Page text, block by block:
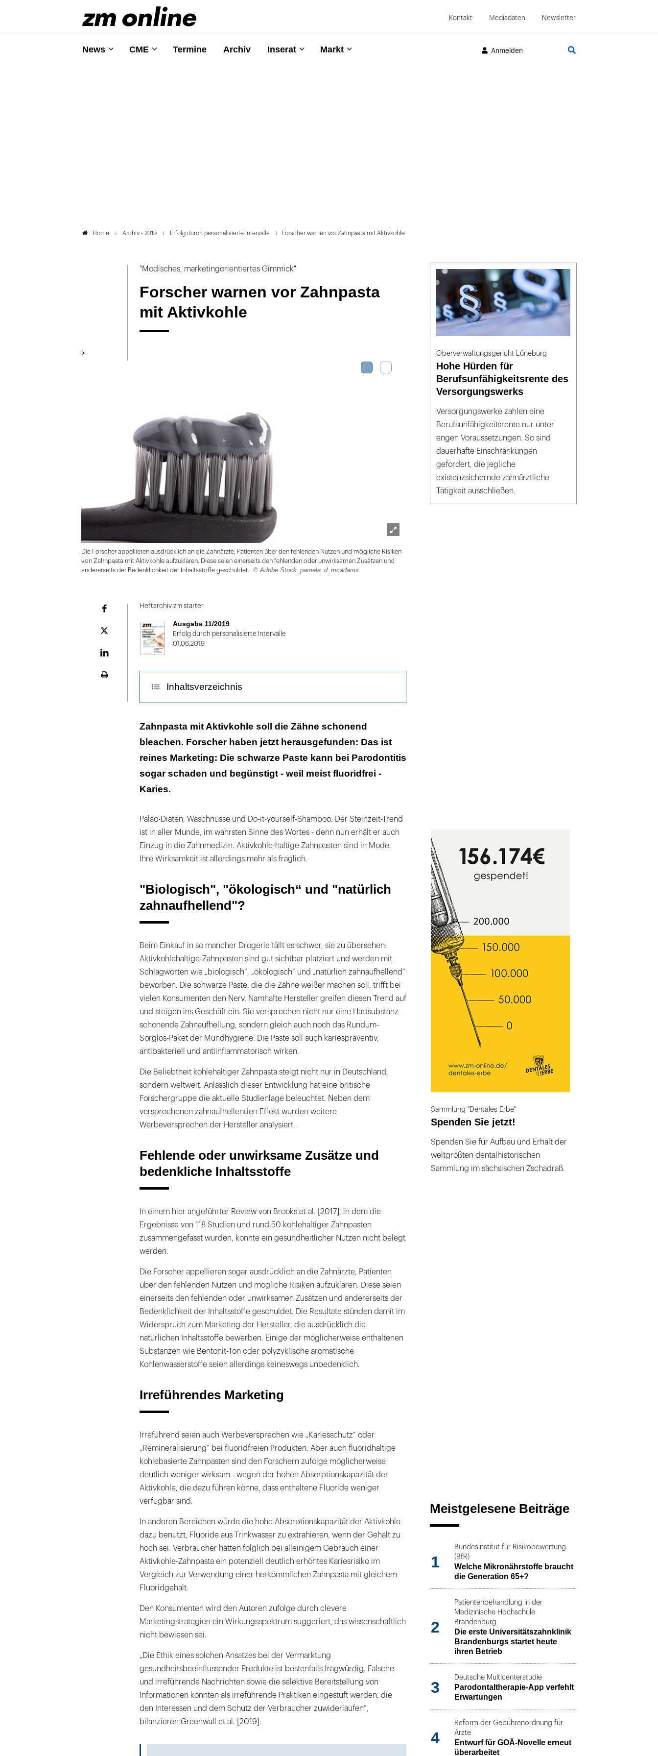
Kontakt Mediadaten Newsletter
News CME Termine Archiv Inserat Markt Anmelden
Home Archiv - 2019 Erfolg durch personalisierte Intervalle Forscher warnen vor Zahnpasta mit Aktivkohle
"Modisches, marketingorientiertes Gimmick"
Forscher warnen vor Zahnpasta
mit Aktivkohle
>
öffnen
Die Forscher appellieren ausdrücklich an die Zahnärzte, Patienten über den fehlenden Nutzen und mögliche Risiken
von Zahnpasta mit Aktivkohle aufzuklären. Diese seien einerseits den fehlenden oder unwirksamen Zusätzen und
andererseits der Bedenklichkeit der Inhaltsstoffe geschuldet.
© Adobe Stock_pamela_d_mcadams
Plattform
Heftarchiv zm starter
Ausgabe 11/2019
Erfolg durch personalisierte Intervalle
01.06.2019
Inhaltsverzeichnis
"Biologisch", "ökologisch“ und "natürlich zahnaufhellend"?
Fehlende oder unwirksame Zusätze und bedenkliche Inhaltsstoffe
Irreführendes Marketing
Abrasion statt Bleaching
Ein "modisches, marketingorientiertes Gimmick“
Zahnpasta mit Aktivkohle soll die Zähne schonend
bleachen. Forscher haben jetzt herausgefunden: Das ist
reines Marketing: Die schwarze Paste kann bei Parodontitis
sogar schaden und begünstigt - weil meist fluoridfrei -
Karies.
Paläo-Diäten, Waschnüsse und Do-it-yourself-Shampoo: Der Steinzeit-Trend
ist in aller Munde, im wahrsten Sinne des Wortes - denn nun erhält er auch
Einzug in die Zahnmedizin. Aktivkohle-haltige Zahnpasten sind in Mode.
Ihre Wirksamkeit ist allerdings mehr als fraglich.
"Biologisch", "ökologisch“ und "natürlich
zahnaufhellend"?
Beim Einkauf in so mancher Drogerie fällt es schwer, sie zu übersehen:
Aktivkohlehaltige-Zahnpasten sind gut sichtbar platziert und werden mit
Schlagworten wie „biologisch“, „ökologisch“ und „natürlich zahnaufhellend“
beworben. Die schwarze Paste, die die Zähne weißer machen soll, trifft bei
vielen Konsumenten den Nerv. Namhafte Hersteller greifen diesen Trend auf
und steigen ins Geschäft ein. Sie versprechen nicht nur eine Hartsubstanz-
schonende Zahnaufhellung, sondern gleich auch noch das Rundum-
Sorglos-Paket der Mundhygiene: Die Paste soll auch kariespräventiv,
antibakteriell und antiinflammatorisch wirken.
Die Beliebtheit kohlehaltiger Zahnpasta steigt nicht nur in Deutschland,
sondern weltweit. Anlässlich dieser Entwicklung hat eine britische
Forschergruppe die aktuelle Studienlage beleuchtet. Neben dem
versprochenen zahnaufhellenden Effekt wurden weitere
Werbeversprechen der Hersteller analysiert.
Fehlende oder unwirksame Zusätze und
bedenkliche Inhaltsstoffe
In einem hier angeführter Review von Brooks et al. [2017], in dem die
Ergebnisse von 118 Studien und rund 50 kohlehaltiger Zahnpasten
zusammengefasst wurden, konnte ein gesundheitlicher Nutzen nicht belegt
werden.
Die Forscher appellieren sogar ausdrücklich an die Zahnärzte, Patienten
über den fehlenden Nutzen und mögliche Risiken aufzuklären. Diese seien
einerseits den fehlenden oder unwirksamen Zusätzen und andererseits der
Bedenklichkeit der Inhaltsstoffe geschuldet. Die Resultate stünden damit im
Widerspruch zum Marketing der Hersteller, die ausdrücklich die
natürlichen Inhaltsstoffe bewerben. Einige der möglicherweise enthaltenen
Substanzen wie Bentonit-Ton oder polyzyklische aromatische
Kohlenwasserstoffe seien allerdings keineswegs unbedenklich.
Irreführendes Marketing
Irreführend seien auch Werbeversprechen wie „Kariesschutz“ oder
„Remineralisierung“ bei fluoridfreien Produkten. Aber auch fluoridhaltige
kohlebasierte Zahnpasten sind den Forschern zufolge möglicherweise
deutlich weniger wirksam - wegen der hohen Absorptionskapazität der
Aktivkohle, die dazu führen könne, dass enthaltene Fluoride weniger
verfügbar sind.
In anderen Bereichen würde die hohe Absorptionskapazität der Aktivkohle
dazu benutzt, Fluoride aus Trinkwasser zu extrahieren, wenn der Gehalt zu
hoch sei. Verbraucher hätten folglich bei alleinigem Gebrauch einer
Aktivkohle-Zahnpasta ein potenziell deutlich erhöhtes Kariesrisiko im
Vergleich zur Verwendung einer herkömmlichen Zahnpasta mit gleichem
Fluoridgehalt.
Den Konsumenten wird den Autoren zufolge durch clevere
Marketingstrategien ein Wirkungsspektrum suggeriert, das wissenschaftlich
nicht bewiesen sei.
„Die Ethik eines solchen Ansatzes bei der Vermarktung
gesundheitsbeeinflussender Produkte ist bestenfalls fragwürdig. Falsche
und irreführende Nachrichten sowie die selektive Bereitstellung von
Informationen könnten als irreführende Praktiken eingestuft werden, die
den Interessen und dem Schutz der Verbraucher zuwiderlaufen“,
bilanzieren Greenwall et al. [2019].
Oberverwaltungsgericht Lüneburg
Hohe Hürden für
Berufsunfähigkeitsrente des
Versorgungswerks
Versorgungswerke zahlen eine
Berufsunfähigkeitsrente nur unter
engen Voraussetzungen. So sind
dauerhafte Einschränkungen
gefordert, die jegliche
existenzsichernde zahnärztliche
Tätigkeit ausschließen.
Sammlung "Dentales Erbe"
Spenden Sie jetzt!
Spenden Sie für Aufbau und Erhalt der
weltgrößten dentalhistorischen
Sammlung im sächsischen Zschadraß.
Meistgelesene Beiträge
1
Bundesinstitut für Risikobewertung
(BfR)
Welche Mikronährstoffe braucht
die Generation 65+?
2
Patientenbehandlung in der
Medizinische Hochschule
Brandenburg
Die erste Universitätszahnklinik
Brandenburgs startet heute
ihren Betrieb
3
Deutsche Multicenterstudie
Parodontaltherapie-App verfehlt
Erwartungen
4
Reform der Gebührenordnung für
Ärzte
Entwurf für GOÄ-Novelle erneut
überarbeitet